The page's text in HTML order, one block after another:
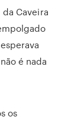
Caveira
é nada
os